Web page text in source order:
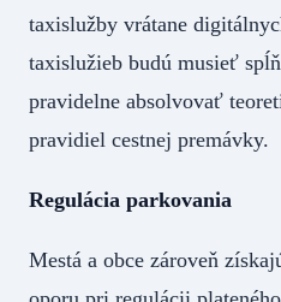
taxislužby vrátane
taxislužieb budú musieť
pravidelne absolvovať
pravidiel cestnej premávky.
Regulácia parkovania
Mestá a obce zároveň